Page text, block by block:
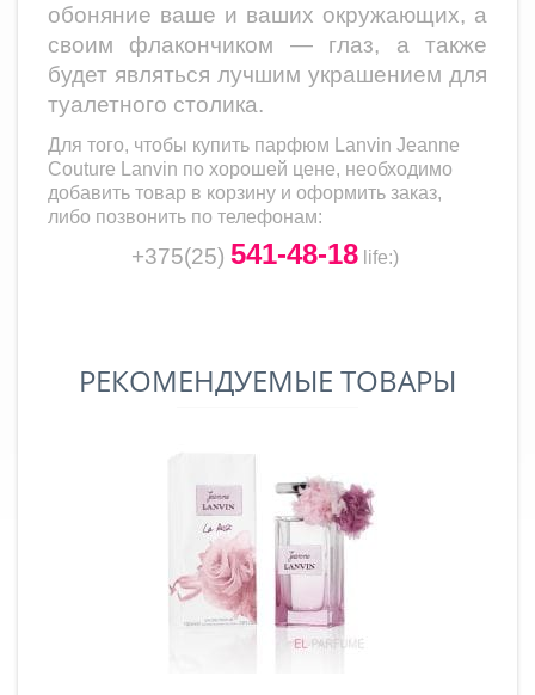
обоняние ваше и ваших окружающих, а
своим флакончиком — глаз, а также
будет являться лучшим украшением для
туалетного столика.
Для того, чтобы купить парфюм
Lanvin Jeanne
Couture Lanvin по хорошей цене, необходимо
добавить товар в корзину и оформить заказ,
либо позвонить по телефонам:
+375(25) 541-48-18 life:)
РЕКОМЕНДУЕМЫЕ ТОВАРЫ